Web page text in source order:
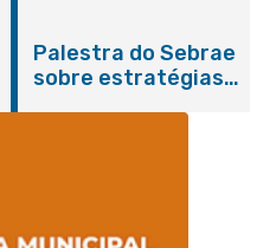
promovem
conscientização
sobre hanseníase
Palestra do Sebrae
sobre estratégias